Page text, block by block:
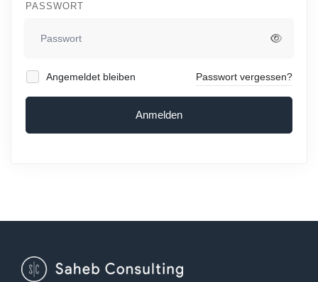
PASSWORT
Angemeldet bleiben Passwort vergessen?
Anmelden